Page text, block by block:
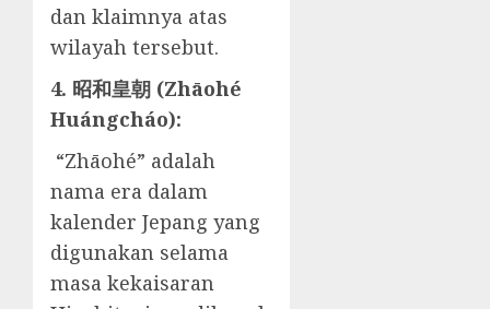
dan klaimnya atas
wilayah tersebut.
4. 昭和皇朝 (Zhāohé
Huángcháo):
“Zhāohé” adalah
nama era dalam
kalender Jepang yang
digunakan selama
masa kekaisaran